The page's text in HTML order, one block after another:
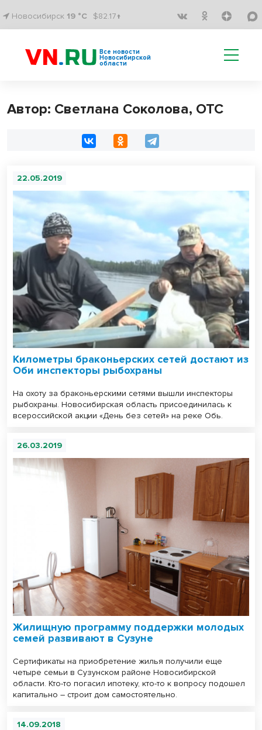
Новосибирск 19 °C $82.17↑
Все новости
Новосибирской
области
Автор: Светлана Соколова, ОТС
22.05.2019
Километры браконьерских сетей достают из
Оби инспекторы рыбохраны
На охоту за браконьерскими сетями вышли инспекторы
рыбохраны. Новосибирская область присоединилась к
всероссийской акции «День без сетей» на реке Обь.
26.03.2019
Жилищную программу поддержки молодых
семей развивают в Сузуне
Сертификаты на приобретение жилья получили еще
четыре семьи в Сузунском районе Новосибирской
области. Кто-то погасил ипотеку, кто-то к вопросу подошел
капитально – строит дом самостоятельно.
14.09.2018